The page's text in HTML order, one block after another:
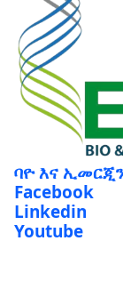
ባዮ እና
Facebook
Linkedin
Youtube